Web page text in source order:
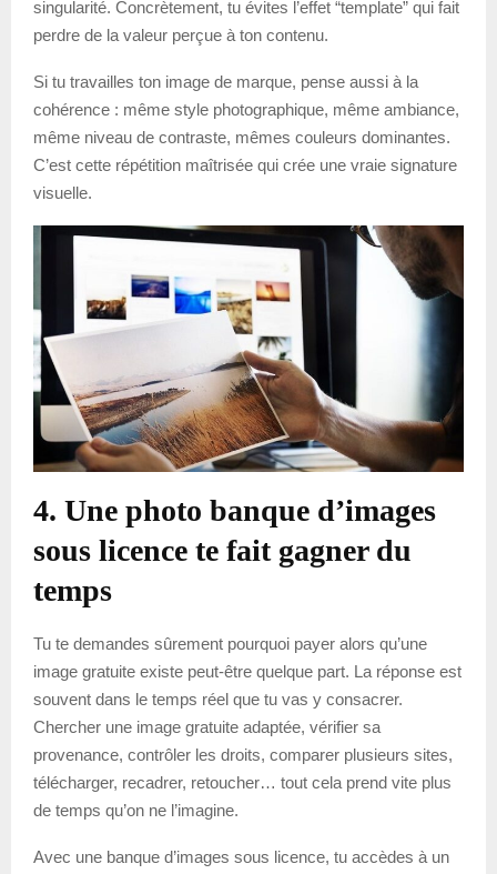
singularité. Concrètement, tu évites l’effet “template” qui fait
perdre de la valeur perçue à ton contenu.
Si tu travailles ton image de marque, pense aussi à la
cohérence : même style photographique, même ambiance,
même niveau de contraste, mêmes couleurs dominantes.
C’est cette répétition maîtrisée qui crée une vraie signature
visuelle.
4. Une photo banque d’images
sous licence te fait gagner du
temps
Tu te demandes sûrement pourquoi payer alors qu’une
image gratuite existe peut-être quelque part. La réponse est
souvent dans le temps réel que tu vas y consacrer.
Chercher une image gratuite adaptée, vérifier sa
provenance, contrôler les droits, comparer plusieurs sites,
télécharger, recadrer, retoucher… tout cela prend vite plus
de temps qu’on ne l’imagine.
Avec une banque d’images sous licence, tu accèdes à un